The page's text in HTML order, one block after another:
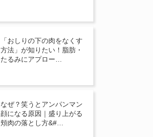
「おしりの下の肉をなくす
方法」が知りたい！脂肪・
たるみにアプロー…
なぜ？笑うとアンパンマン
顔になる原因｜盛り上がる
頬肉の落とし方&#…